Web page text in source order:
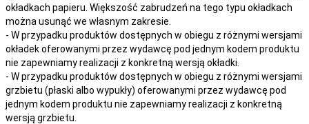
okładkach papieru. Większość zabrudzeń na tego typu okładkach
można usunąć we własnym zakresie.
- W przypadku produktów dostępnych w obiegu z różnymi wersjami
okładek oferowanymi przez wydawcę pod jednym kodem produktu
nie zapewniamy realizacji z konkretną wersją okładki.
- W przypadku produktów dostępnych w obiegu z różnymi wersjami
grzbietu (płaski albo wypukły) oferowanymi przez wydawcę pod
jednym kodem produktu nie zapewniamy realizacji z konkretną
wersją grzbietu.